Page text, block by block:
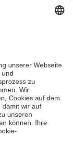
Hilfe e.V.
e.V.